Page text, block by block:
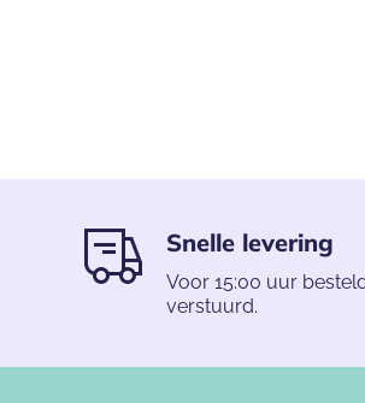
Snelle levering
Voor 15:00 uur
verstuurd.